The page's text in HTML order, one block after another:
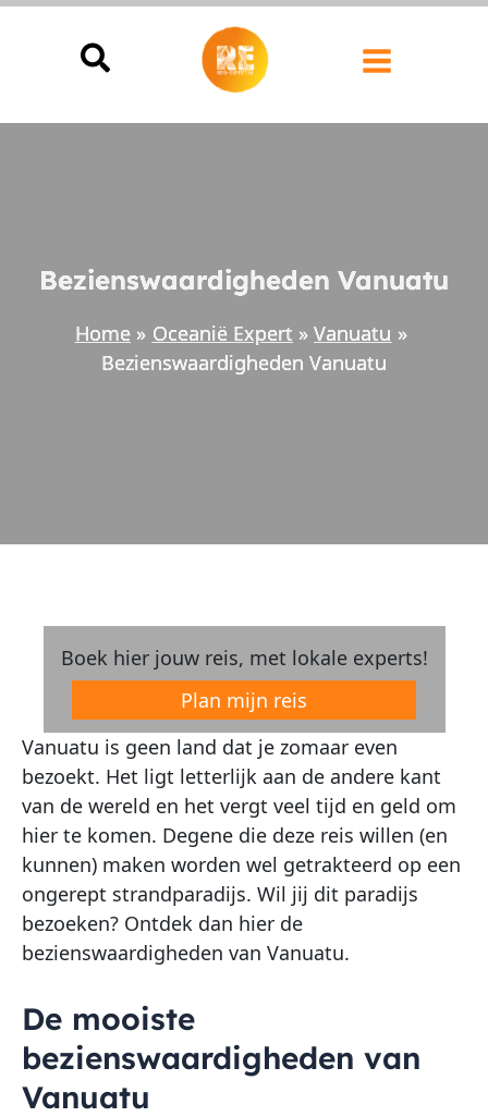
Ga
Bezienswaardigheden Vanuatu
Home Oceanië Expert
Vanuatu
Bezienswaardigheden Vanuatu
Boek hier jouw reis, met lokale experts!
Plan mijn reis
Vanuatu is geen land dat je zomaar even
bezoekt. Het ligt letterlijk aan de andere kant
van de wereld en het vergt veel tijd en geld om
hier te komen. Degene die deze reis willen (en
kunnen) maken worden wel getrakteerd op een
ongerept strandparadijs. Wil jij dit paradijs
bezoeken? Ontdek dan hier de
bezienswaardigheden van Vanuatu.
De mooiste
bezienswaardigheden van
Vanuatu